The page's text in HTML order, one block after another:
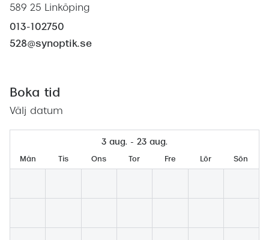
589 25 Linköping
013-102750
528@synoptik.se
Boka tid
Välj datum
3 aug. - 23 aug.
Mån Tis Ons Tor Fre Lör Sön